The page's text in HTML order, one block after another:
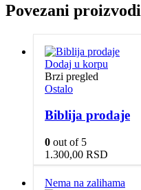
Povezani proizvodi
Dodaj u korpu
Brzi pregled
Ostalo
Biblija prodaje
0 out of 5
1.300,00 RSD
Nema na zalihama